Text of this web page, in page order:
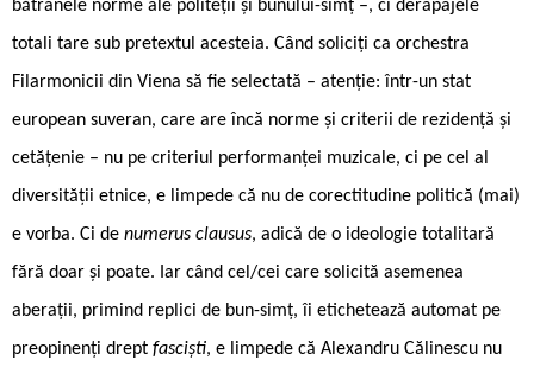
bătrânele norme ale politeții și bunului-simț –, ci derapajele
totali ­tare sub pretextul acesteia. Când soliciți ca orchestra
Filarmonicii din Viena să fie selectată – atenție: într-un stat
european suveran, care are încă norme și criterii de rezidență și
cetățenie – nu pe criteriul performanței muzicale, ci pe cel al
diversității etnice, e limpede că nu de corectitudine politică (mai)
e vorba. Ci de numerus clausus, adică de o ideologie totalitară
fără doar și poate. Iar când cel/cei care solicită asemenea
aberații, primind replici de bun-simț, îi etichetează automat pe
preopinenți drept fasciști, e limpede că Alexandru Călinescu nu